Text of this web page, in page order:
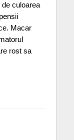
de culoarea
Macar
rost sa